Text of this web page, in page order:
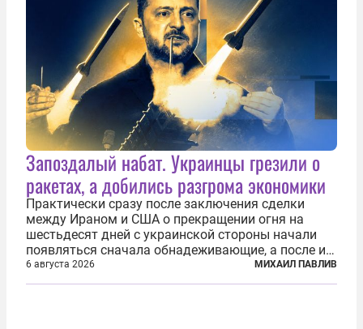
Запоздалый набат. Украинцы грезили о
ракетах, а добились разгрома экономики
Практически сразу после заключения сделки
между Ираном и США о прекращении огня на
шестьдесят дней с украинской стороны начали
появляться сначала обнадеживающие, а после и
вовсе бравурные заявления про некий «перелом»
в войне. Вероятно, в сознании первых лиц
6 августа 2026 МИХАИЛ ПАВЛИВ